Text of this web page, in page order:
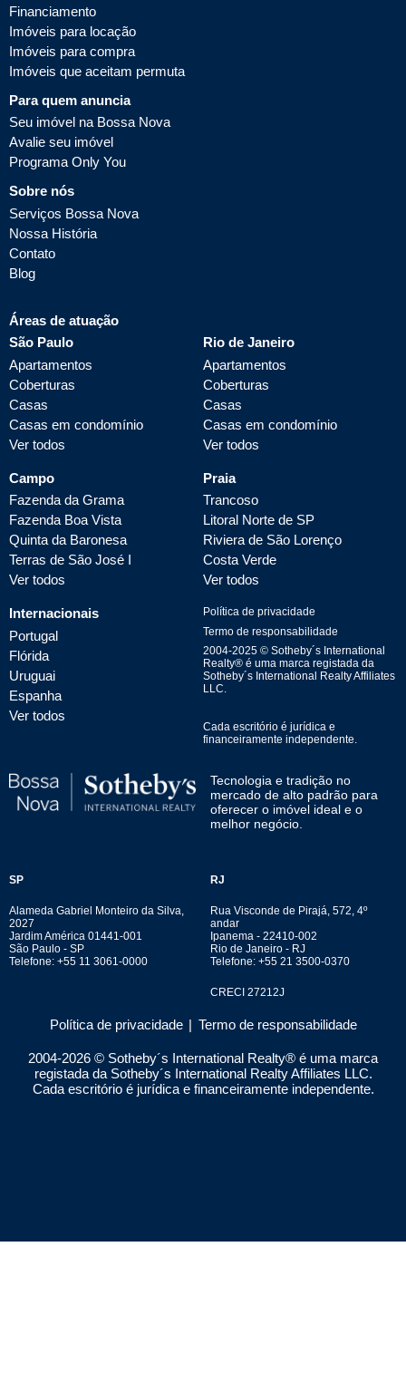
Financiamento
Imóveis para locação
Imóveis para compra
Imóveis que aceitam permuta
Para quem anuncia
Seu imóvel na Bossa Nova
Avalie seu imóvel
Programa Only You
Sobre nós
Serviços Bossa Nova
Nossa História
Contato
Blog
Áreas de atuação
São Paulo
Apartamentos
Coberturas
Casas
Casas em condomínio
Ver todos
Rio de Janeiro
Apartamentos
Coberturas
Casas
Casas em condomínio
Ver todos
Campo
Fazenda da Grama
Fazenda Boa Vista
Quinta da Baronesa
Terras de São José I
Ver todos
Praia
Trancoso
Litoral Norte de SP
Riviera de São Lorenço
Costa Verde
Ver todos
Internacionais
Portugal
Flórida
Uruguai
Espanha
Ver todos
Política de privacidade
Termo de responsabilidade
2004-2025 © Sotheby´s International
Realty® é uma marca registada da
Sotheby´s International Realty Affiliates
LLC.
Cada escritório é jurídica e
financeiramente independente.
Tecnologia e tradição no
mercado de alto padrão para
oferecer o imóvel ideal e o
melhor negócio.
SP
Alameda Gabriel Monteiro da Silva,
2027
Jardim América 01441-001
São Paulo - SP
Telefone: +55 11 3061-0000
RJ
Rua Visconde de Pirajá, 572, 4º
andar
Ipanema - 22410-002
Rio de Janeiro - RJ
Telefone: +55 21 3500-0370
CRECI 27212J
Política de privacidade | Termo de responsabilidade
2004-2026 © Sotheby´s International Realty® é uma marca
registada da Sotheby´s International Realty Affiliates LLC.
Cada escritório é jurídica e financeiramente independente.